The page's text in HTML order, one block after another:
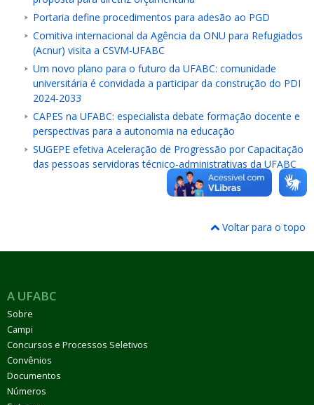
Portaria define procedimentos para adesão ao PGD
Comitiva internacional da Agência da ONU para Refugiados
(Acnur) visita a CSVM-UFABC
Um novo plano para o futuro da UFABC: comunidade
universitária é convidada a participar da construção do PDI
2024-2033
CAPES na UFABC: especialista debate formação docente e
perspectivas para a autonomia na educação
SUGEPE efetiva Aceleração de Progressão por Capacitação
das pessoas servidoras técnico-administrativas da UFABC
Voltar para o topo
A UFABC
Sobre
Campi
Concursos e Processos Seletivos
Convênios
Documentos
Números